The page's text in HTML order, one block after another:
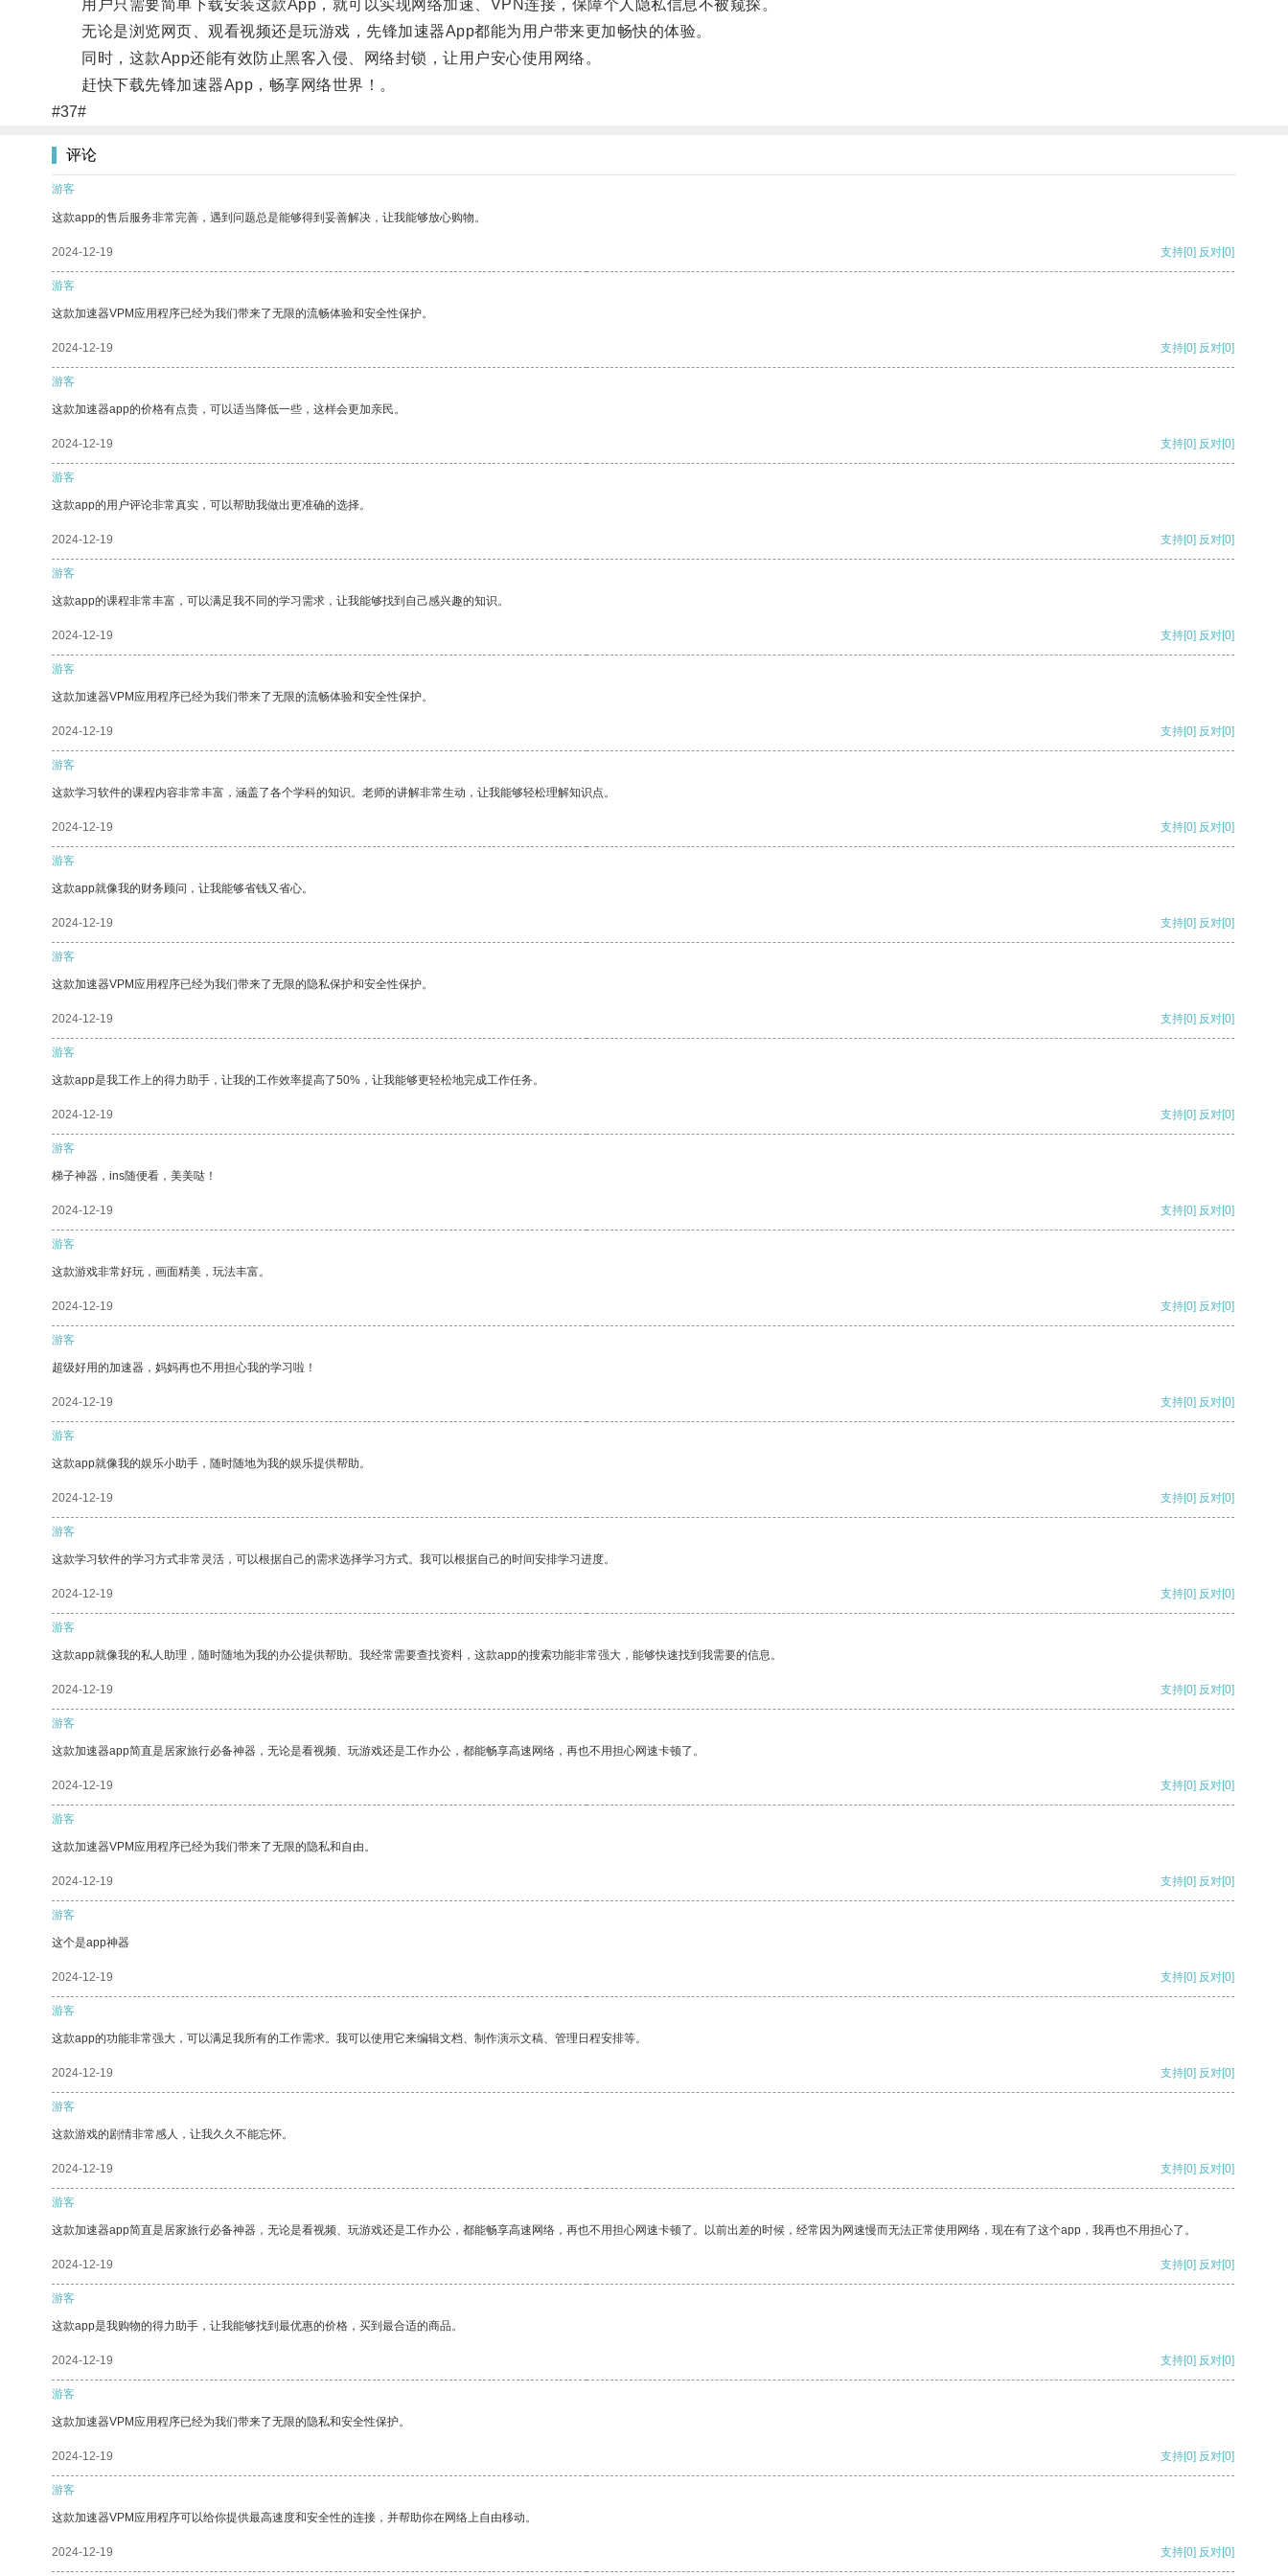
用户只需要简单下载安装这款App，就可以实现网络加速、VPN连接，保障个人隐私信息不被窥探。
无论是浏览网页、观看视频还是玩游戏，先锋加速器App都能为用户带来更加畅快的体验。
同时，这款App还能有效防止黑客入侵、网络封锁，让用户安心使用网络。
赶快下载先锋加速器App，畅享网络世界！。
#37#
评论
游客
这款app的售后服务非常完善，遇到问题总是能够得到妥善解决，让我能够放心购物。
2024-12-19 支持[0] 反对[0]
游客
这款加速器VPM应用程序已经为我们带来了无限的流畅体验和安全性保护。
2024-12-19 支持[0] 反对[0]
游客
这款加速器app的价格有点贵，可以适当降低一些，这样会更加亲民。
2024-12-19 支持[0] 反对[0]
游客
这款app的用户评论非常真实，可以帮助我做出更准确的选择。
2024-12-19 支持[0] 反对[0]
游客
这款app的课程非常丰富，可以满足我不同的学习需求，让我能够找到自己感兴趣的知识。
2024-12-19 支持[0] 反对[0]
游客
这款加速器VPM应用程序已经为我们带来了无限的流畅体验和安全性保护。
2024-12-19 支持[0] 反对[0]
游客
这款学习软件的课程内容非常丰富，涵盖了各个学科的知识。老师的讲解非常生动，让我能够轻松理解知识点。
2024-12-19 支持[0] 反对[0]
游客
这款app就像我的财务顾问，让我能够省钱又省心。
2024-12-19 支持[0] 反对[0]
游客
这款加速器VPM应用程序已经为我们带来了无限的隐私保护和安全性保护。
2024-12-19 支持[0] 反对[0]
游客
这款app是我工作上的得力助手，让我的工作效率提高了50%，让我能够更轻松地完成工作任务。
2024-12-19 支持[0] 反对[0]
游客
梯子神器，ins随便看，美美哒！
2024-12-19 支持[0] 反对[0]
游客
这款游戏非常好玩，画面精美，玩法丰富。
2024-12-19 支持[0] 反对[0]
游客
超级好用的加速器，妈妈再也不用担心我的学习啦！
2024-12-19 支持[0] 反对[0]
游客
这款app就像我的娱乐小助手，随时随地为我的娱乐提供帮助。
2024-12-19 支持[0] 反对[0]
游客
这款学习软件的学习方式非常灵活，可以根据自己的需求选择学习方式。我可以根据自己的时间安排学习进度。
2024-12-19 支持[0] 反对[0]
游客
这款app就像我的私人助理，随时随地为我的办公提供帮助。我经常需要查找资料，这款app的搜索功能非常强大，能够快速找到我需要的信息。
2024-12-19 支持[0] 反对[0]
游客
这款加速器app简直是居家旅行必备神器，无论是看视频、玩游戏还是工作办公，都能畅享高速网络，再也不用担心网速卡顿了。
2024-12-19 支持[0] 反对[0]
游客
这款加速器VPM应用程序已经为我们带来了无限的隐私和自由。
2024-12-19 支持[0] 反对[0]
游客
这个是app神器
2024-12-19 支持[0] 反对[0]
游客
这款app的功能非常强大，可以满足我所有的工作需求。我可以使用它来编辑文档、制作演示文稿、管理日程安排等。
2024-12-19 支持[0] 反对[0]
游客
这款游戏的剧情非常感人，让我久久不能忘怀。
2024-12-19 支持[0] 反对[0]
游客
这款加速器app简直是居家旅行必备神器，无论是看视频、玩游戏还是工作办公，都能畅享高速网络，再也不用担心网速卡顿了。以前出差的时候，经常因为网速慢而无法正常使用网络，现在有了这个app，我再也不用担心了。
2024-12-19 支持[0] 反对[0]
游客
这款app是我购物的得力助手，让我能够找到最优惠的价格，买到最合适的商品。
2024-12-19 支持[0] 反对[0]
游客
这款加速器VPM应用程序已经为我们带来了无限的隐私和安全性保护。
2024-12-19 支持[0] 反对[0]
游客
这款加速器VPM应用程序可以给你提供最高速度和安全性的连接，并帮助你在网络上自由移动。
2024-12-19 支持[0] 反对[0]